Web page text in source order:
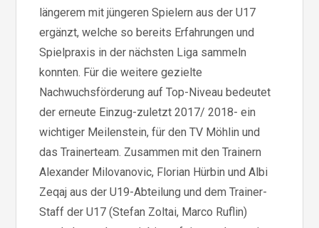
längerem mit jüngeren Spielern aus der U17
ergänzt, welche so bereits Erfahrungen und
Spielpraxis in der nächsten Liga sammeln
konnten. Für die weitere gezielte
Nachwuchsförderung auf Top-Niveau bedeutet
der erneute Einzug-zuletzt 2017/ 2018- ein
wichtiger Meilenstein, für den TV Möhlin und
das Trainerteam. Zusammen mit den Trainern
Alexander Milovanovic, Florian Hürbin und Albi
Zeqaj aus der U19-Abteilung und dem Trainer-
Staff der U17 (Stefan Zoltai, Marco Ruflin)